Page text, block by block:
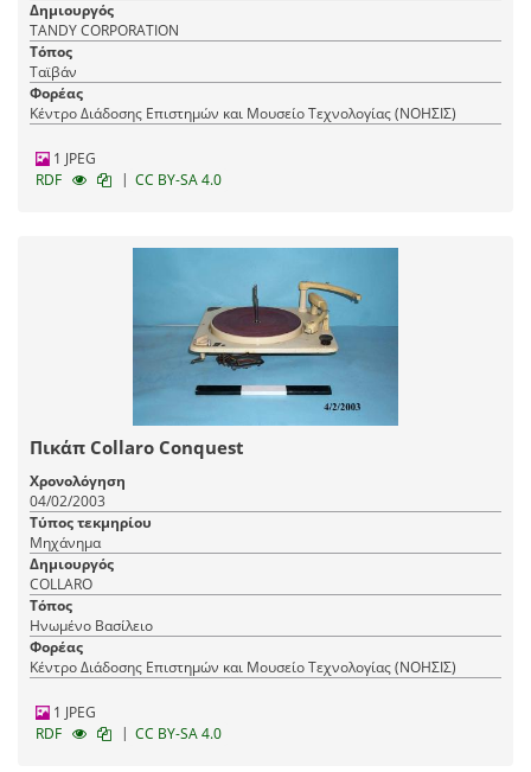
Δημιουργός
TANDY CORPORATION
Τόπος
Ταϊβάν
Φορέας
Κέντρο Διάδοσης Επιστημών και Μουσείο Τεχνολογίας (ΝΟΗΣΙΣ)
1 JPEG
RDF
| CC BY-SA 4.0
Πικάπ Collaro Conquest
Χρονολόγηση
04/02/2003
Τύπος τεκμηρίου
Μηχάνημα
Δημιουργός
COLLARO
Τόπος
Ηνωμένο Βασίλειο
Φορέας
Κέντρο Διάδοσης Επιστημών και Μουσείο Τεχνολογίας (ΝΟΗΣΙΣ)
1 JPEG
RDF
| CC BY-SA 4.0